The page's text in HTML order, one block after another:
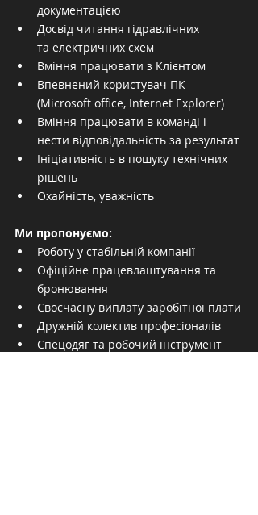
документацією
Досвід читання гідравлічних
та електричних схем
Вміння працювати з Клієнтом
Впевнений користувач ПК
(Microsoft office, Internet Explorer)
Вміння працювати в команді і
нести відповідальність за результат
Ініціативність в пошуку технічних
рішень
Охайність, уважність
Ми пропонуємо:
Роботу у стабільній компанії
Офіційне працевлаштування та
бронювання
Своєчасну виплату заробітної плати
Дружній колектив професіоналів
Спецодяг та робочий інструмент